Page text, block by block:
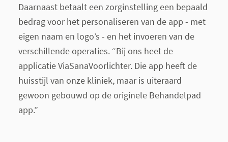
Daarnaast betaalt een zorginstelling een bepaald
bedrag voor het personaliseren van de app - met
eigen naam en logo’s - en het invoeren van de
verschillende operaties. “Bij ons heet de
applicatie ViaSanaVoorlichter. Die app heeft de
huisstijl van onze kliniek, maar is uiteraard
gewoon gebouwd op de originele Behandelpad
app.”